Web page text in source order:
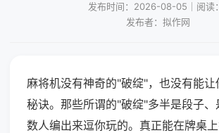
发布时间：2026-08-05｜阅读
发布者：拟作网
麻将机没有神奇的"破绽"，也没有能让
秘诀。那些所谓的"破绽"多半是段子、
数人编出来逗你玩的。真正能在牌桌